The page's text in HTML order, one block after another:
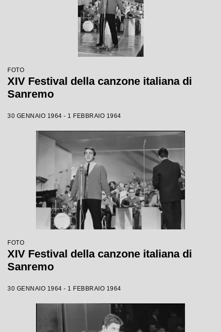
FOTO
XIV Festival della canzone italiana di
Sanremo
30 GENNAIO 1964 - 1 FEBBRAIO 1964
FOTO
XIV Festival della canzone italiana di
Sanremo
30 GENNAIO 1964 - 1 FEBBRAIO 1964